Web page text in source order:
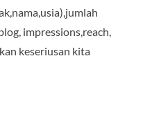
impressions,reach,
keseriusan kita